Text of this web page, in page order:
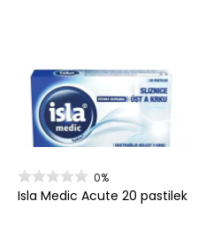
0%
Isla Medic Acute 20 pastilek